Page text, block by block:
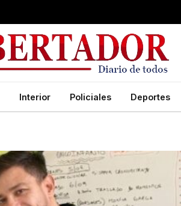
Interior Policiales Deportes